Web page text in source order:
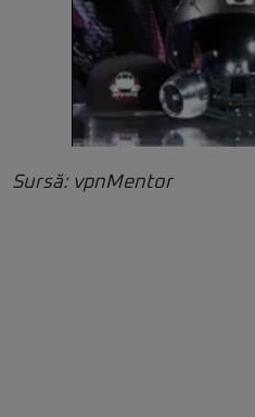
Sursă: vpnMentor